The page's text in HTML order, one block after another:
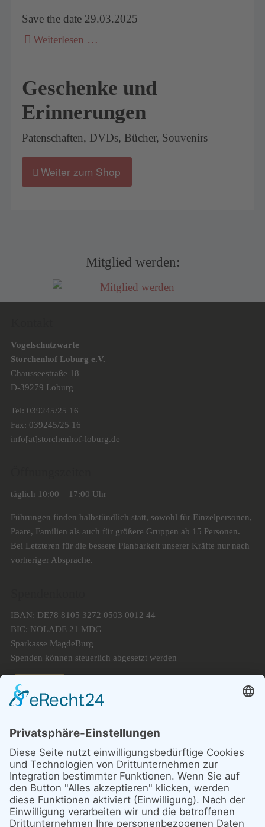
Save the date 29.03.2025
Weiterlesen …
Geschenke und
Erinnerungen
Patenschaften, DVDs, Bücher, Souvenirs
Weiter zum Shop
Mitglied werden:
Vogelschutzwarte
Storchenhof Loburg e.V.
Chausseestraße 18
D-39279 Loburg
Tel: 039245/25 16
Fax: 039245/25 16
info[at]storchenhof-loburg.de
täglich 10:00 – 17:00 Uhr
Führungen finden halbstündlich statt, sowohl für Einzelpersonen,
Paare, Familien als auch für größere Gruppen ab 15 Personen.
Bei Letzteren für die bessere Planbarkeit unserer Kräfte nur nach
vorheriger Absprache.
IBAN: DE78 8105 3272 0503 0012 44
BIC: NOLADE 21 MDG
Sparkasse MagdeBurg
Spenden können steuerlich abgesetzt werden
© 1987 – 2025
Storchenhof Loburg e.V.
Alle Rechte vorbehalten.
Cookie-Einstellungen